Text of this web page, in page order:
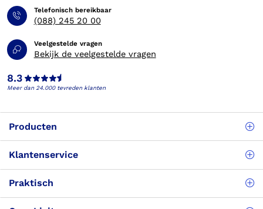
Telefonisch bereikbaar
(088) 245 20 00
Veelgestelde vragen
Bekijk de veelgestelde vragen
8.3
Meer dan 24.000 tevreden klanten
Producten
Klantenservice
Praktisch